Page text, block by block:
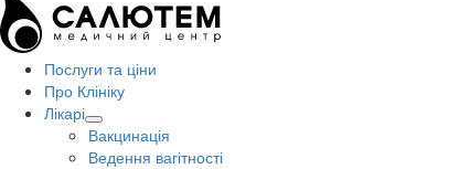
Послуги та ціни
Про Клініку
Лікарі
Вакцинація
Ведення вагітності